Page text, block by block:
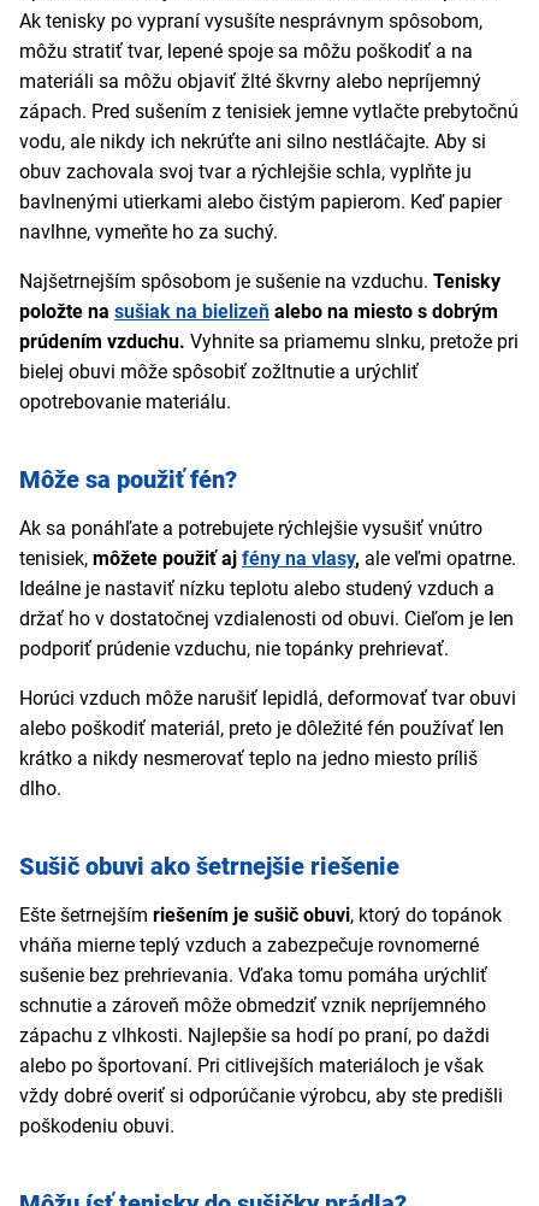
Ak tenisky po vypraní vysušíte nesprávnym spôsobom,
môžu stratiť tvar, lepené spoje sa môžu poškodiť a na
materiáli sa môžu objaviť žlté škvrny alebo nepríjemný
zápach. Pred sušením z tenisiek jemne vytlačte prebytočnú
vodu, ale nikdy ich nekrúťte ani silno nestláčajte. Aby si
obuv zachovala svoj tvar a rýchlejšie schla, vyplňte ju
bavlnenými utierkami alebo čistým papierom. Keď papier
navlhne, vymeňte ho za suchý.
Najšetrnejším spôsobom je sušenie na vzduchu. Tenisky
položte na sušiak na bielizeň alebo na miesto s dobrým
prúdením vzduchu. Vyhnite sa priamemu slnku, pretože pri
bielej obuvi môže spôsobiť zožltnutie a urýchliť
opotrebovanie materiálu.
Môže sa použiť fén?
Ak sa ponáhľate a potrebujete rýchlejšie vysušiť vnútro
tenisiek, môžete použiť aj fény na vlasy, ale veľmi opatrne.
Ideálne je nastaviť nízku teplotu alebo studený vzduch a
držať ho v dostatočnej vzdialenosti od obuvi. Cieľom je len
podporiť prúdenie vzduchu, nie topánky prehrievať.
Horúci vzduch môže narušiť lepidlá, deformovať tvar obuvi
alebo poškodiť materiál, preto je dôležité fén používať len
krátko a nikdy nesmerovať teplo na jedno miesto príliš
dlho.
Sušič obuvi ako šetrnejšie riešenie
Ešte šetrnejším riešením je sušič obuvi, ktorý do topánok
vháňa mierne teplý vzduch a zabezpečuje rovnomerné
sušenie bez prehrievania. Vďaka tomu pomáha urýchliť
schnutie a zároveň môže obmedziť vznik nepríjemného
zápachu z vlhkosti. Najlepšie sa hodí po praní, po daždi
alebo po športovaní. Pri citlivejších materiáloch je však
vždy dobré overiť si odporúčanie výrobcu, aby ste predišli
poškodeniu obuvi.